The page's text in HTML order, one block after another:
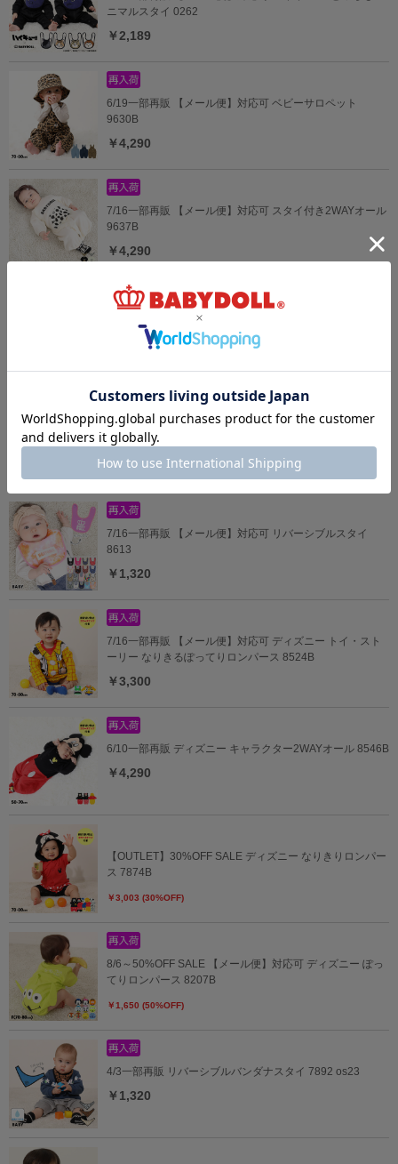
ニマルスタイ 0262
￥2,189
6/19一部再販 【メール便】対応可 ベビーサロペット
9630B
￥4,290
7/16一部再販 【メール便】対応可 スタイ付き2WAYオール
9637B
￥4,290
【メール便】対応可 ベビージャンパースカート 9631B
￥3,960
5/18一部再販 ディズニー なりきるロンパース 9175B
￥4,290
7/16一部再販 【メール便】対応可 リバーシブルスタイ
8613
￥1,320
7/16一部再販 【メール便】対応可 ディズニー トイ・スト
ーリー なりきるぽってりロンパース 8524B
￥3,300
6/10一部再販 ディズニー キャラクター2WAYオール 8546B
￥4,290
【OUTLET】30%OFF SALE ディズニー なりきりロンパー
ス 7874B
￥3,003 (30%OFF)
8/6～50%OFF SALE 【メール便】対応可 ディズニー ぽっ
てりロンパース 8207B
￥1,650 (50%OFF)
4/3一部再販 リバーシブルバンダナスタイ 7892 os23
￥1,320